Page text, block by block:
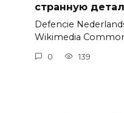
странную
Defencie
Wikimedia
0 139